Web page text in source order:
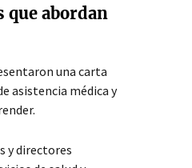
que abordan
una carta
asistencia médica y
y directores